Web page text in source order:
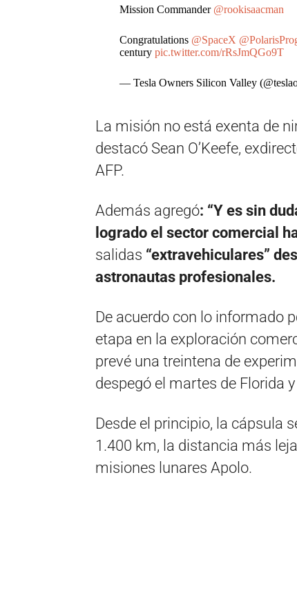
Mission Commander @rookisaacman
Congratulations @SpaceX
century pic.twitter.com/rRsJmQGo9T
— Tesla Owners Silicon Valley
La misión no está exenta de
destacó Sean O’Keefe,
AFP.
Además agregó: “Y es sin
logrado el sector comercial
salidas “extravehiculares”
astronautas profesionales.
De acuerdo con lo informado
etapa en la exploración
prevé una treintena de
despegó el martes de Florida
Desde el principio, la cápsula
1.400 km, la distancia más
misiones lunares Apolo.